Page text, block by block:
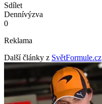
Sdílet
Dennívýzva
0
Reklama
Další články z SvětFormule.cz